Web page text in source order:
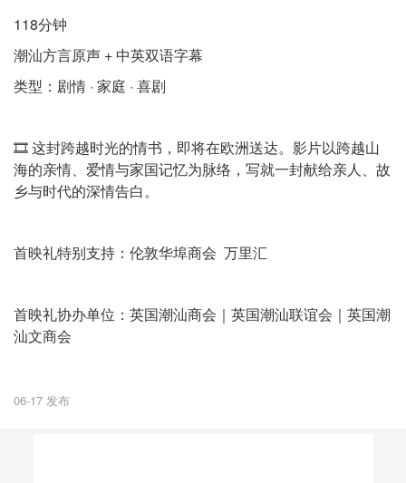
118分钟
潮汕方言原声 + 中英双语字幕
类型：剧情 · 家庭 · 喜剧
🎞️ 这封跨越时光的情书，即将在欧洲送达。影片以跨越山
海的亲情、爱情与家国记忆为脉络，写就一封献给亲人、故
乡与时代的深情告白。
首映礼特别支持：伦敦华埠商会 万里汇
首映礼协办单位：英国潮汕商会｜英国潮汕联谊会｜英国潮
汕文商会
06-17 发布